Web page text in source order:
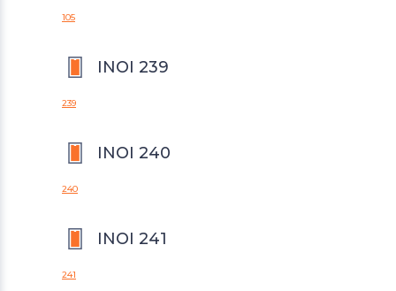
105
INOI 239
239
INOI 240
240
INOI 241
241